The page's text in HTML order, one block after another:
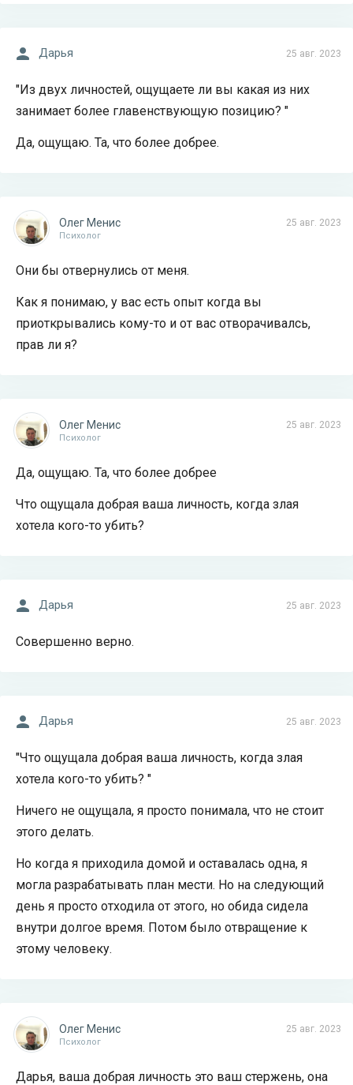
25 авг. 2023
Дарья
"Из двух личностей, ощущаете ли вы какая из них
занимает более главенствующую позицию? "
Да, ощущаю. Та, что более добрее.
25 авг. 2023
Олег Менис
Психолог
Они бы отвернулись от меня.
Как я понимаю, у вас есть опыт когда вы
приоткрывались кому-то и от вас отворачивалсь,
прав ли я?
25 авг. 2023
Олег Менис
Психолог
Да, ощущаю. Та, что более добрее
Что ощущала добрая ваша личность, когда злая
хотела кого-то убить?
25 авг. 2023
Дарья
Совершенно верно.
25 авг. 2023
Дарья
"Что ощущала добрая ваша личность, когда злая
хотела кого-то убить? "
Ничего не ощущала, я просто понимала, что не стоит
этого делать.
Но когда я приходила домой и оставалась одна, я
могла разрабатывать план мести. Но на следующий
день я просто отходила от этого, но обида сидела
внутри долгое время. Потом было отвращение к
этому человеку.
25 авг. 2023
Олег Менис
Психолог
Дарья, ваша добрая личность это ваш стержень, она